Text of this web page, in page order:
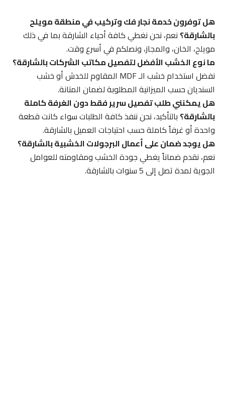
هل توفرون خدمة نجار فك وتركيب في منطقة مويلح
بالشارقة؟نعم، نحن نغطي كافة أحياء الشارقة بما في ذلك
مويلح، الخان، والمجاز، ونصلكم في أسرع وقت.
ما نوع الخشب الأفضل لتفصيل مكاتب الشركات بالشارقة؟
نفضل استخدام خشب الـ MDF المقاوم للخدش أو خشب
السنديان حسب الميزانية المطلوبة لضمان المتانة.
هل يمكنني طلب تفصيل سرير فقط دون الغرفة كاملة
بالشارقة؟بالتأكيد، نحن ننفذ كافة الطلبات سواء كانت قطعة
واحدة أو غرفاً كاملة حسب احتياجات العميل بالشارقة.
هل يوجد ضمان على أعمال البرجولات الخشبية بالشارقة؟
نعم، نقدم ضماناً يغطي جودة الخشب ومقاومته للعوامل
الجوية لمدة تصل إلى 5 سنوات بالشارقة.